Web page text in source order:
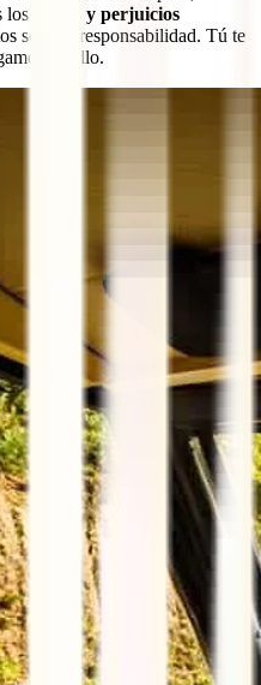
los
daños y perjuicios
sean tu responsabilidad. Tú te
de ello.